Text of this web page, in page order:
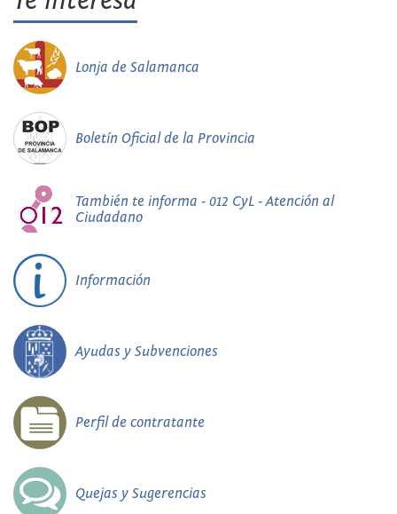
Lonja de Salamanca
Boletín Oficial de la Provincia
También te informa - 012 CyL - Atención al
Ciudadano
Información
Ayudas y Subvenciones
Perfil de contratante
Quejas y Sugerencias